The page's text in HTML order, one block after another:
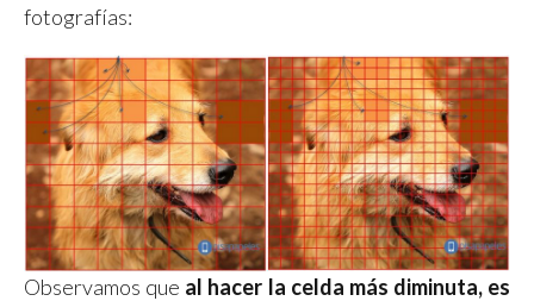
fotografías:
Observamos que al hacer la celda más diminuta, es